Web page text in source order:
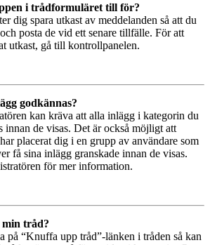
i trådformuläret till för?
dig spara utkast av meddelanden så att du
posta de vid ett senare tillfälle. För att
utkast, gå till kontrollpanelen.
godkännas?
kan kräva att alla inlägg i kategorin du
innan de visas. Det är också möjligt att
placerat dig i en grupp av användare som
få sina inlägg granskade innan de visas.
för mer information.
tråd?
på “Knuffa upp tråd”-länken i tråden så kan